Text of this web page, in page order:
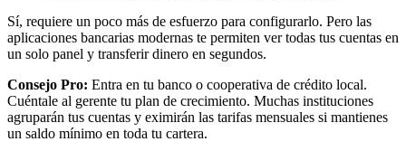
Sí, requiere un poco más de esfuerzo para configurarlo. Pero las
aplicaciones bancarias modernas te permiten ver todas tus cuentas en
un solo panel y transferir dinero en segundos.
Consejo Pro: Entra en tu banco o cooperativa de crédito local.
Cuéntale al gerente tu plan de crecimiento. Muchas instituciones
agruparán tus cuentas y eximirán las tarifas mensuales si mantienes
un saldo mínimo en toda tu cartera.